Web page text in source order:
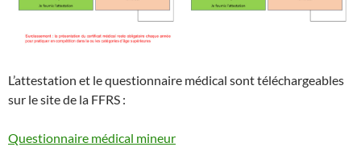
L’attestation et le questionnaire médical sont téléchargeables
sur le site de la FFRS :
Questionnaire médical mineur